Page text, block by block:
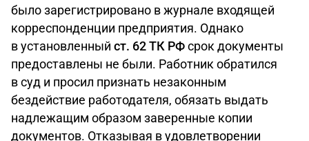
было зарегистрировано в журнале входящей
корреспонденции предприятия. Однако
в установленный ст. 62 ТК РФсрок документы
предоставлены не были. Работник обратился
в суд и просил признать незаконным
бездействие работодателя, обязать выдать
надлежащим образом заверенные копии
документов. Отказывая в удовлетворении